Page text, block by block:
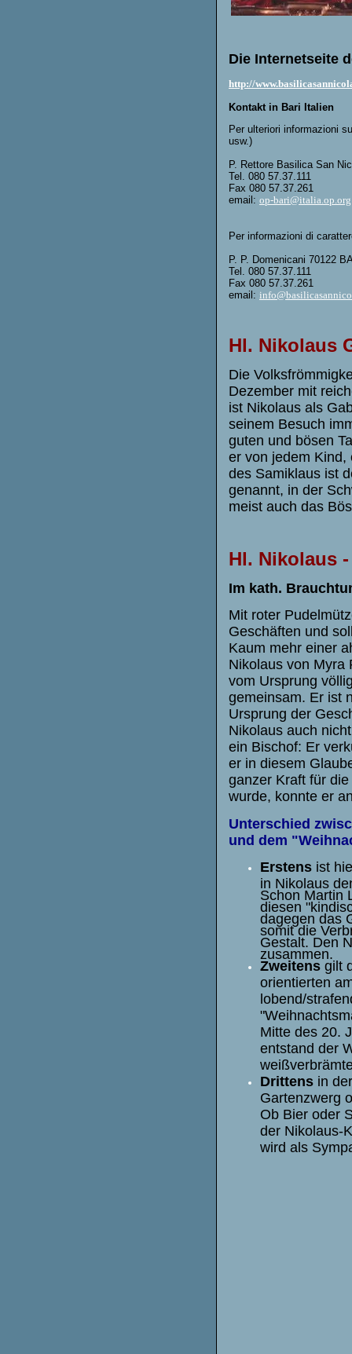
Die Internetseite
http://
Kontakt in Bari Italien
Per ulteriori informazioni
usw.)
P. Rettore Basilica San
Tel. 080 57.37.111
Fax 080 57.37.261
email: op-bari@italia.op.org
Per informazioni di
P. P. Domenicani 70122
Tel. 080 57.37.111
Fax 080 57.37.261
email:
Hl. Nikolaus
Die
Dezember mit
ist Nikolaus als
seinem Besuch
guten und bösen
er von jedem
des Samiklaus ist
genannt, in der
meist auch das
Hl. Nikolaus
Im kath.
Mit roter
Geschäften und
Kaum mehr einer
Nikolaus von
vom Ursprung
gemeinsam. Er ist
Ursprung der
Nikolaus auch
ein Bischof: Er
er in diesem
ganzer Kraft für
wurde, konnte er
Unterschied
und dem
Erstens ist
in Nikolaus
Schon Martin
diesen
dagegen das
somit die
Gestalt. Den
zusammen.
Zweitens gilt
orientierten
lobend/
Mitte des 20.
entstand der
Drittens in
Gartenzwerg
Ob Bier oder
der Nikolaus-
wird als